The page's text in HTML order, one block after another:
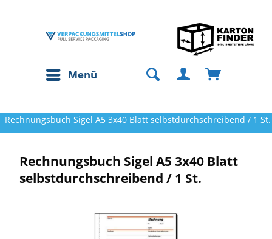
Menü
Rechnungsbuch Sigel A5 3x40 Blatt selbstdurchschreibend / 1 St.
Rechnungsbuch Sigel A5 3x40 Blatt
selbstdurchschreibend / 1 St.